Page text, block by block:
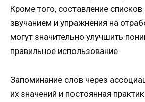
Кроме того, составление
звучанием и упражнения на
могут значительно улучшить
правильное использование.
Запоминание слов через
их значений и постоянная